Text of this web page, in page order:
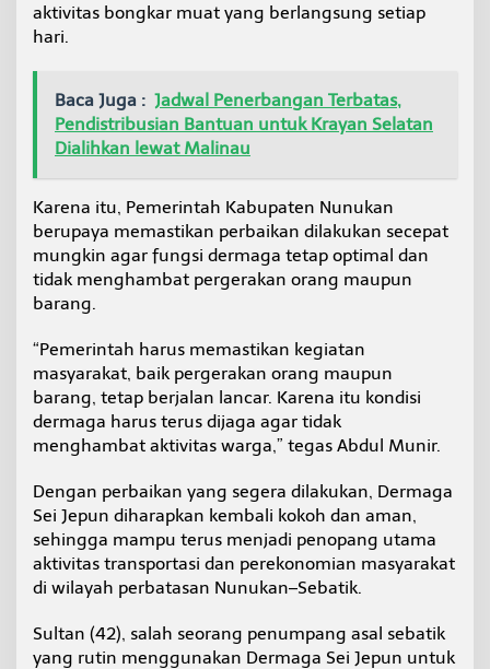
aktivitas bongkar muat yang berlangsung setiap
hari.
Baca Juga : Jadwal Penerbangan Terbatas,
Pendistribusian Bantuan untuk Krayan Selatan
Dialihkan lewat Malinau
Karena itu, Pemerintah Kabupaten Nunukan
berupaya memastikan perbaikan dilakukan secepat
mungkin agar fungsi dermaga tetap optimal dan
tidak menghambat pergerakan orang maupun
barang.
“Pemerintah harus memastikan kegiatan
masyarakat, baik pergerakan orang maupun
barang, tetap berjalan lancar. Karena itu kondisi
dermaga harus terus dijaga agar tidak
menghambat aktivitas warga,” tegas Abdul Munir.
Dengan perbaikan yang segera dilakukan, Dermaga
Sei Jepun diharapkan kembali kokoh dan aman,
sehingga mampu terus menjadi penopang utama
aktivitas transportasi dan perekonomian masyarakat
di wilayah perbatasan Nunukan–Sebatik.
Sultan (42), salah seorang penumpang asal sebatik
yang rutin menggunakan Dermaga Sei Jepun untuk